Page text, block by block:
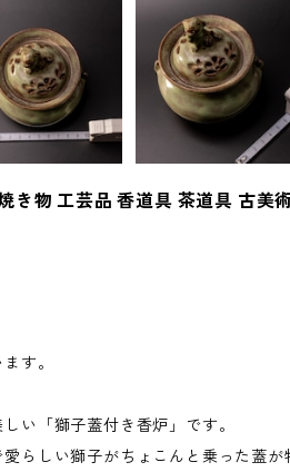
き物 工芸品 香道具 茶道具 古美
す。
い「獅子蓋付き香炉」です。
らしい獅子がちょこんと乗った蓋